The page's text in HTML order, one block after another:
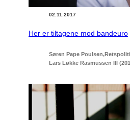
02.11.2017
Her er tiltagene mod bandeuro
Søren Pape Poulsen
Lars Løkke Rasmussen III